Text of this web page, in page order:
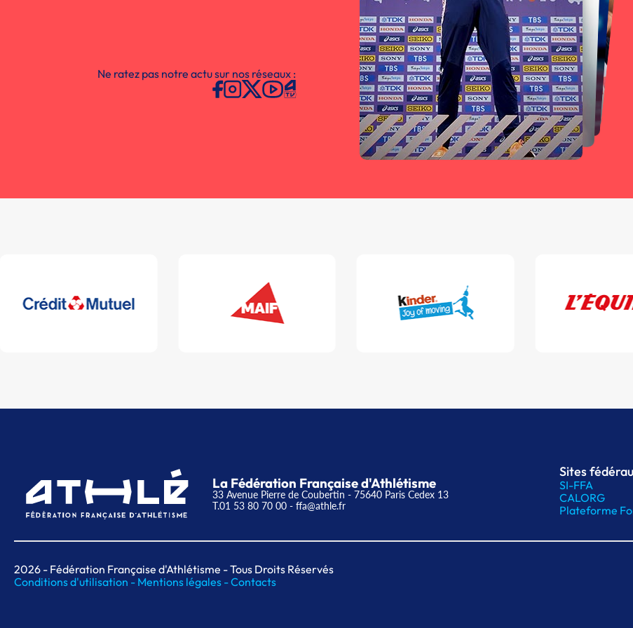
Ne ratez pas notre actu sur nos réseaux :
La Fédération Française d'Athlétisme
33 Avenue Pierre de Coubertin - 75640 Paris Cedex 13
T.01 53 80 70 00 - ffa@athle.fr
Sites
SI-FFA
CALORG
Plateforme
2026 - Fédération Française d'Athlétisme - Tous Droits Réservés
Conditions d'utilisation - Mentions légales -Contacts